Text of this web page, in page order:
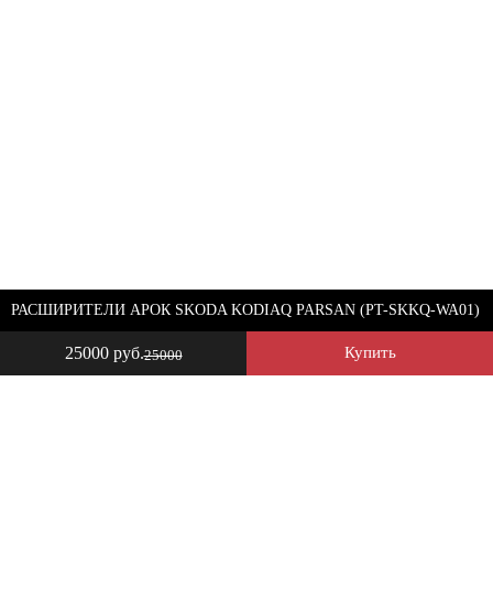
25000 руб.25000 Купить
РАСШИРИТЕЛИ АРОК SKODA KODIAQ PARSAN (PT-SKKQ-WA01)